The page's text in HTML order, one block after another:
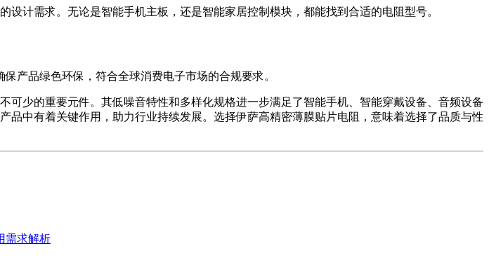
计需求。无论是智能手机主板，还是智能家居控制模块，都能找到合适的电阻型号。
产品绿色环保，符合全球消费电子市场的合规要求。
少的重要元件。其低噪音特性和多样化规格进一步满足了智能手机、智能穿戴设备、音频设备
中有着关键作用，助力行业持续发展。选择伊萨高精密薄膜贴片电阻，意味着选择了品质与性
需求解析